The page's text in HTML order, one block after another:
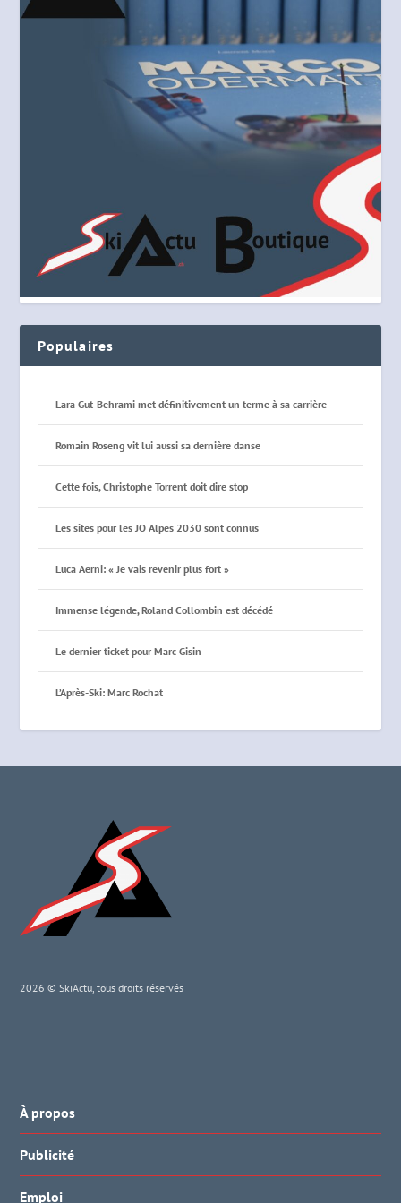
Populaires
Lara Gut-Behrami met définitivement un terme à sa carrière
Romain Roseng vit lui aussi sa dernière danse
Cette fois, Christophe Torrent doit dire stop
Les sites pour les JO Alpes 2030 sont connus
Luca Aerni: « Je vais revenir plus fort »
Immense légende, Roland Collombin est décédé
Le dernier ticket pour Marc Gisin
L’Après-Ski: Marc Rochat
2026 © SkiActu, tous droits réservés
À propos
Publicité
Emploi